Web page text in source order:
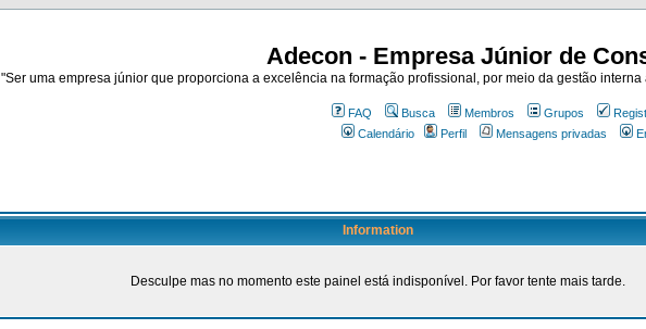
Adecon - Empresa Júnior de
"Ser uma empresa júnior que proporciona a excelência na formação profissional, por meio da gestão
FAQ Busca Membros Grupos
Calendário
Perfil Mensagens privadas
Information
Desculpe mas no momento este painel está indisponível. Por favor tente mais tarde.